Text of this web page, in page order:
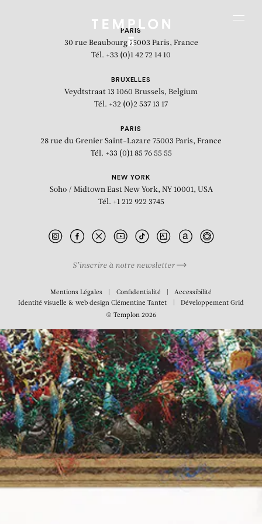
Black Sebastian Symphony (Silvério
PARIS
30 rue Beaubourg 75003 Paris, France
Tél. +33 (0)1 42 72 14 10
BRUXELLES
Veydtstraat 13 1060 Brussels, Belgium
Tél. +32 (0)2 537 13 17
PARIS
28 rue du Grenier Saint-Lazare 75003 Paris, France
Tél. +33 (0)1 85 76 55 55
NEW YORK
Soho / Midtown East New York, NY 10001, USA
Tél. +1 212 922 3745
S’inscrire à notre newsletter
Mentions Légales Confidentialité
Accessibilité
Identité visuelle & web designClémentine Tantet Développement Grid
© Templon 2026